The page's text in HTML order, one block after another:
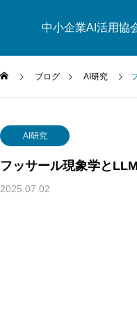
中小企業AI活用協
運営団体
ブログ AI研究
AI研究
フッサール現象学と
2025.07.02